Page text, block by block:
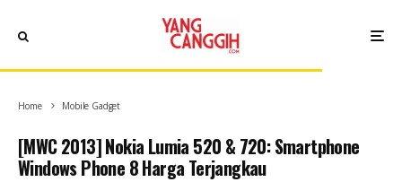
Home Mobile Gadget
[MWC 2013] Nokia Lumia 520 & 720: Smartphone
Windows Phone 8 Harga Terjangkau